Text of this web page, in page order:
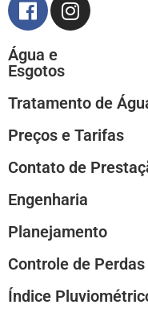
Água e
Esgotos
Tratamento de
Preços e Tarifas
Contato de
Engenharia
Planejamento
Controle de
Índice